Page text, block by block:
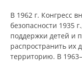
В 1962 г. Конгресс
безопасности 1935
поддержки детей и
распространить их
территорию. В